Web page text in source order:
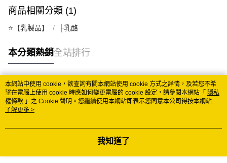
商品相關分類 (1)
⭐️【乳製品】 ├乳酪
本分類熱銷全站排行
熱門標籤
本網站中使用 cookie，欲查詢有關本網站使用 cookie 方式之詳情，及若您不希
望在電腦上使用 cookie 時應如何變更電腦的 cookie 設定，請參閱本網站「 隱私
權條款 」之 Cookie 聲明。您繼續使用本網站即表示您同意本公司得按本網站使
用條款之 Cookie 聲明使用 cookie。
了解更多 >
我知道了